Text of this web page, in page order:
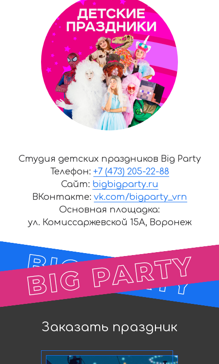
Студия детских праздников Big Party
Телефон: +7 (473) 205-22-88
Сайт: bigbigparty.ru
ВКонтакте: vk.com/bigparty_vrn
Основная площадка:
ул. Комиссаржевской 15А, Воронеж
Заказать праздник